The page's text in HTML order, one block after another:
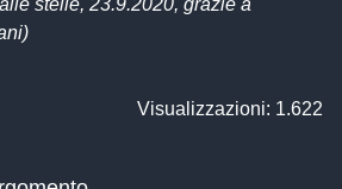
stelle, 23.9.2020, grazie a
Visualizzazioni: 1.622